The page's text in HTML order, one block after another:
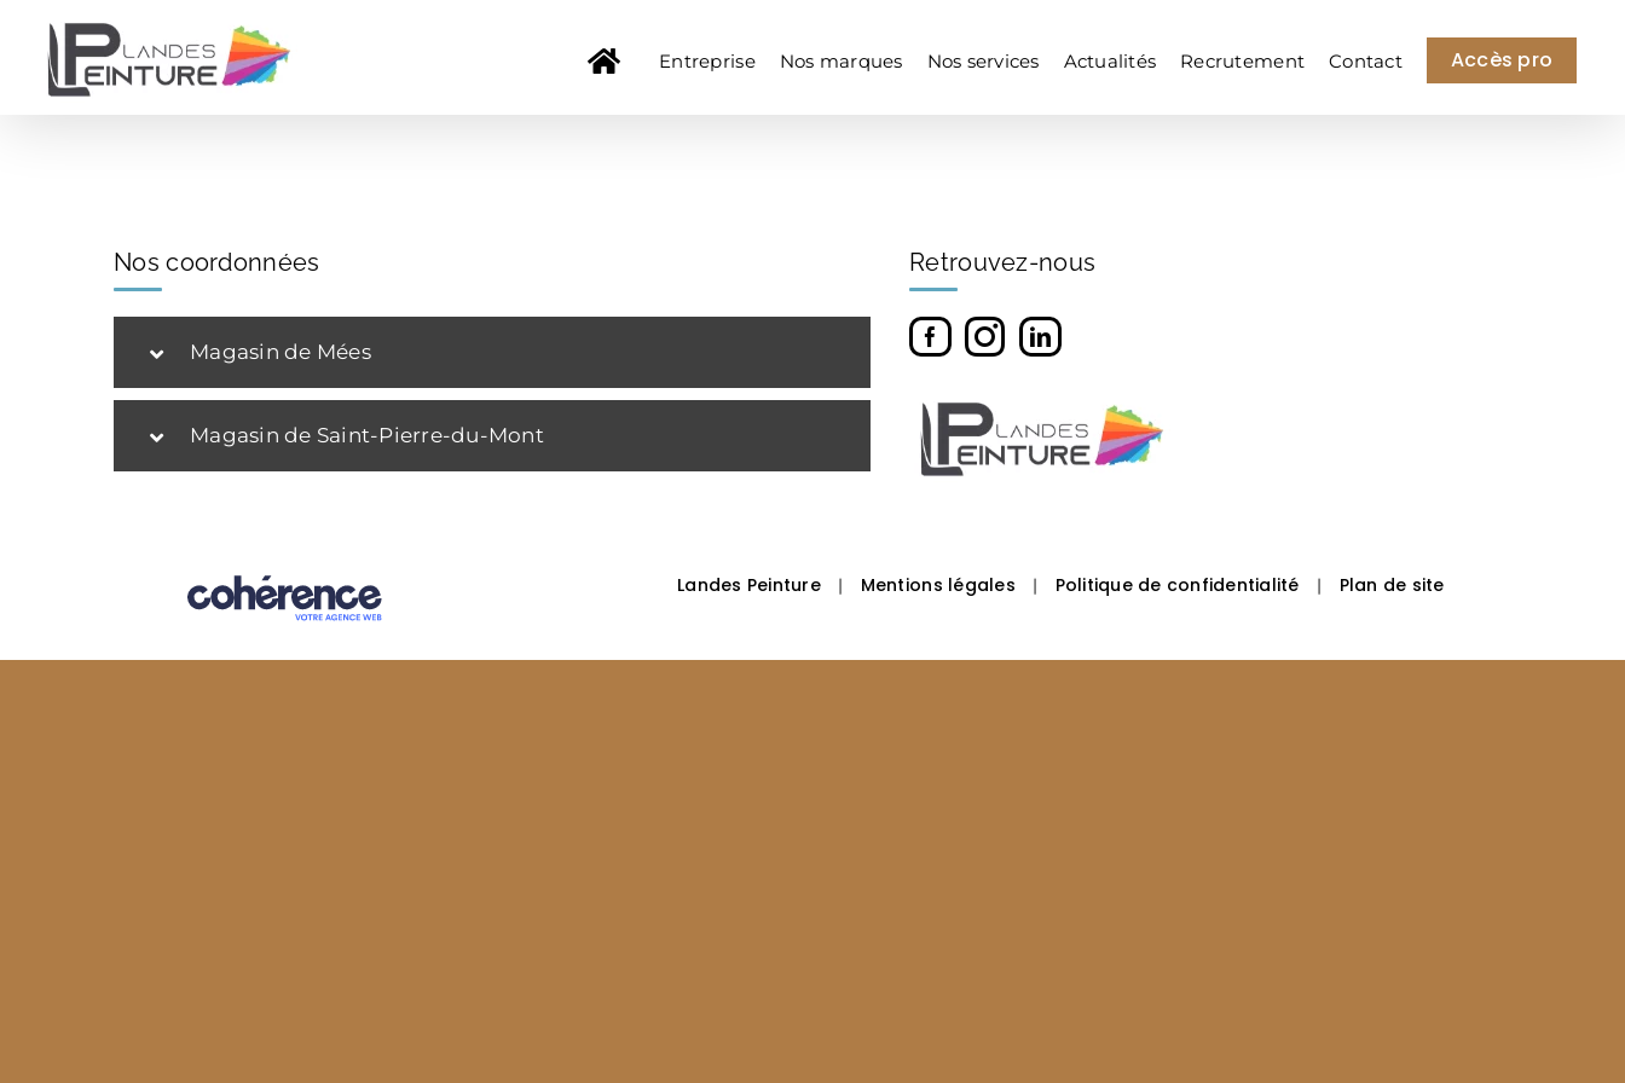
contenu
Entreprise Nos marques Nos services Actualités Recrutement Contact Accès pro
Nos coordonnées
Magasin de Mées
Magasin de Saint-Pierre-du-Mont
Retrouvez-nous
Landes Peinture | Mentions légales | Politique de confidentialité | Plan de site